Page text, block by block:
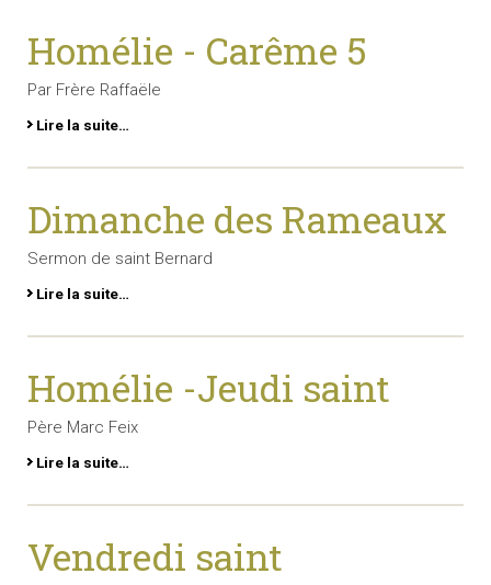
Homélie - Carême 5
Par Frère Raffaële
Lire la suite…
Dimanche des Rameaux
Sermon de saint Bernard
Lire la suite…
Homélie -Jeudi saint
Père Marc Feix
Lire la suite…
Vendredi saint